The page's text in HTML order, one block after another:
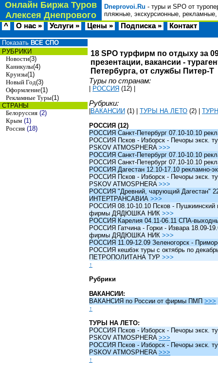
Онлайн Биржа Туров
Алексея Днепрового
Dneprovoi.Ru - туры и SPO от
пляжные, экскурсионные,
^ О нас » Услуги » Цены » Подписка » Контакт
Показать ВСЕ СПО
РУБРИКИ
Новости(3)
Каникулы(4)
Круизы(1)
Новый Год(3)
Оформление(1)
Рекламные Туры(1)
СТРАНЫ
Белоруссия (2)
Крым (1)
Россия (18)
18 SPO турфирм по отдыху за
презентации, вакансии -
Петербурга, от службы Питер-Т
Туры по странам:
РОССИЯ (12)
Рубрики:
ВАКАНСИИ (1) ТУРЫ НА ЛЕТО (2)
РОССИЯ (12)
РОССИЯ Санкт-Петербург 07.10-10.10
РОССИЯ Псков - Изборск - Печоры экск.
PSKOV ATMOSPHERA >>>
РОССИЯ Санкт-Петербург 07.10-10.10
РОССИЯ Санкт-Петербург 07.10-10.10
РОССИЯ Дагестан 12.10-17.10 рекламно-
РОССИЯ Псков - Изборск - Печоры экск.
PSKOV ATMOSPHERA >>>
РОССИЯ "Древний, чарующий Дагестан"
ИНТЕРТРАНСАВИА >>>
РОССИЯ 08.10-10.10 Псков - Пушкиинский
фирмы ДЯДЮШКА НИК >>>
РОССИЯ Карелия 04.11-06.11 СПА-
РОССИЯ Гатчина - Горки - Извара 18.09-
фирмы ДЯДЮШКА НИК >>>
РОССИЯ 11.09-12.09 Зеленогорск -
РОССИЯ кешбэк туры c октябрь по
ПЕТРОПОЛИТАНА ТУР >>>
↑
Рубрики
ВАКАНСИИ:
ВАКАНСИЯ по России от фирмы ПМП >>>
↑
ТУРЫ НА ЛЕТО:
РОССИЯ Псков - Изборск - Печоры экск.
PSKOV ATMOSPHERA >>>
РОССИЯ Псков - Изборск - Печоры экск.
PSKOV ATMOSPHERA >>>
↑